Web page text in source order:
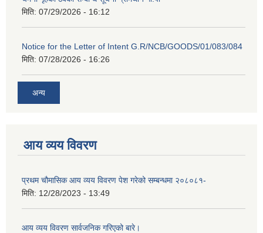
मिति: 07/29/2026 - 16:12
Notice for the Letter of Intent G.R/NCB/GOODS/01/083/084
मिति: 07/28/2026 - 16:26
अन्य
आय व्यय विवरण
प्रथम चौमासिक आय व्यय विवरण पेश गरेको सम्बन्धमा २०८०८१-
मिति: 12/28/2023 - 13:49
आय व्यय विवरण सार्वजनिक गरिएको बारे।